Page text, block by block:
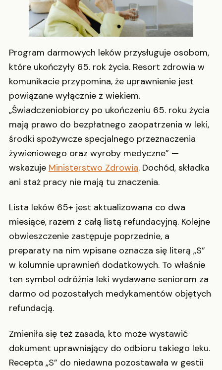
Program darmowych leków przysługuje osobom,
które ukończyły 65. rok życia. Resort zdrowia w
komunikacie przypomina, że uprawnienie jest
powiązane wyłącznie z wiekiem.
„Świadczeniobiorcy po ukończeniu 65. roku życia
mają prawo do bezpłatnego zaopatrzenia w leki,
środki spożywcze specjalnego przeznaczenia
żywieniowego oraz wyroby medyczne” —
wskazuje Ministerstwo Zdrowia. Dochód, składka
ani staż pracy nie mają tu znaczenia.
Lista leków 65+ jest aktualizowana co dwa
miesiące, razem z całą listą refundacyjną. Kolejne
obwieszczenie zastępuje poprzednie, a
preparaty na nim wpisane oznacza się literą „S”
w kolumnie uprawnień dodatkowych. To właśnie
ten symbol odróżnia leki wydawane seniorom za
darmo od pozostałych medykamentów objętych
refundacją.
Zmieniła się też zasada, kto może wystawić
dokument uprawniający do odbioru takiego leku.
Recepta „S” do niedawna pozostawała w gestii